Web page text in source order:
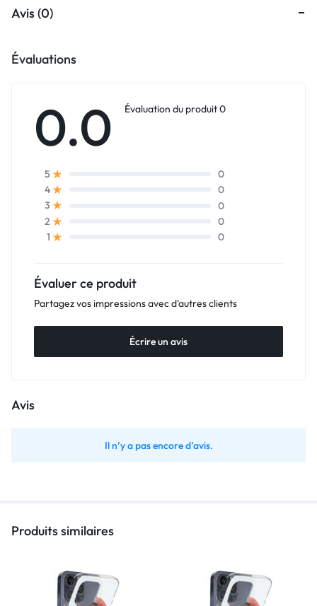
Avis (0)
Évaluations
0.0 Évaluation du produit 0
5
0
4
0
3
0
2
0
1
0
Évaluer ce produit
Partagez vos impressions avec d'autres clients
Écrire un avis
Avis
Il n’y a pas encore d’avis.
Produits similaires